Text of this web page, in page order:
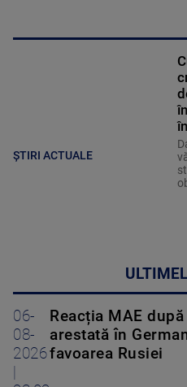
ȘTIRI ACTUALE
06-
08-
2026
Reacția MAE
arestată în
favoarea Rusiei